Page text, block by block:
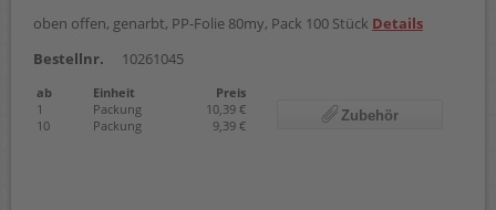
oben offen, genarbt, PP-Folie 80my, Pack 100 Stück Details
Bestellnr.
10261045
ab Einheit
Preis
1
Packung
10,39 €
10
Packung 9,39 €
Zubehör